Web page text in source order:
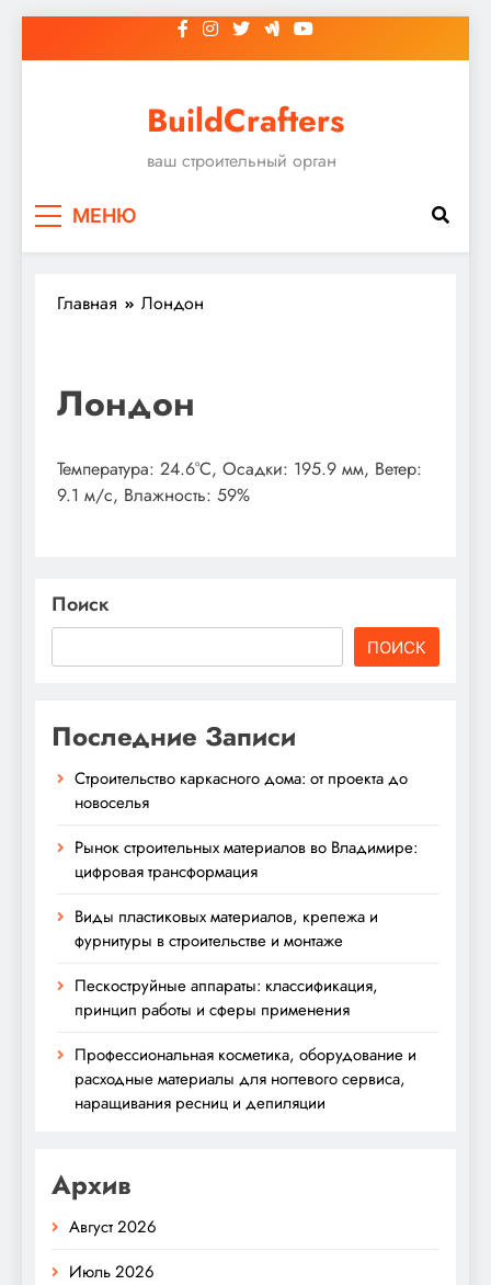
к
BuildCrafters
ваш строительный орган
МЕНЮ
Главная Лондон
Лондон
Температура: 24.6°C, Осадки: 195.9 мм, Ветер:
9.1 м/с, Влажность: 59%
Поиск
ПОИСК
Последние Записи
Строительство каркасного дома: от проекта до
новоселья
Рынок строительных материалов во Владимире:
цифровая трансформация
Виды пластиковых материалов, крепежа и
фурнитуры в строительстве и монтаже
Пескоструйные аппараты: классификация,
принцип работы и сферы применения
Профессиональная косметика, оборудование и
расходные материалы для ногтевого сервиса,
наращивания ресниц и депиляции
Архив
Август 2026
Июль 2026